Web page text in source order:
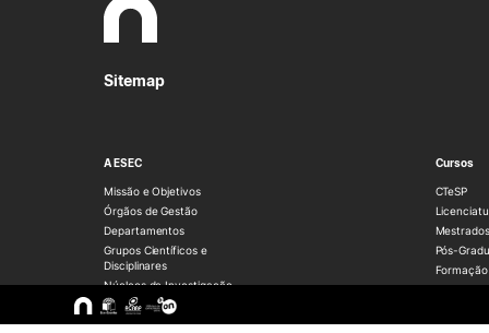
Sitemap
A ESEC
Missão e Objetivos
Órgãos de Gestão
Departamentos
Grupos Científicos e
Disciplinares
Núcleos de Investigação
Serviços
Pessoas
Cursos
CTeSP
Mestrados
Pós-